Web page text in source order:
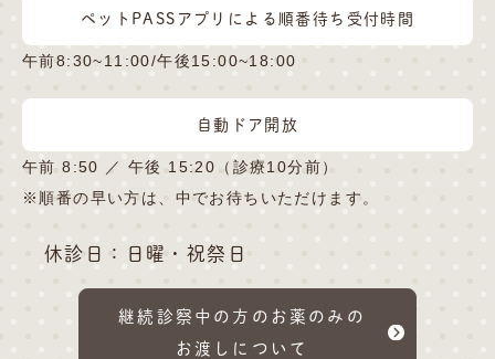
ペットPASSアプリによる順番待ち受付時間
午前8:30~11:00/午後15:00~18:00
自動ドア開放
午前 8:50 ／ 午後 15:20（診療10分前）
※順番の早い方は、中でお待ちいただけます。
休診日：日曜・祝祭日
継続診察中の方のお薬のみの
お渡しについて